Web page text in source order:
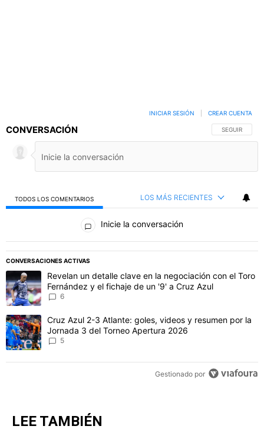
CONVERSACIÓN SIGA ESTA
SEGUIR
INICIAR SESIÓN CREAR CUENTA
TODOS LOS COMENTARIOS LOS MÁS RECIENTES
Todos los comentarios
Inicie la conversación
CONVERSACIONES ACTIVAS
Este listado muestra los artículos con más comentarios en los
Un artículo de tendencia con el título "Revelan un detalle clave
Revelan un detalle clave en la negociación con el Toro
Fernández y el fichaje de un '9' a Cruz Azul
Un artículo de tendencia con el título "Cruz Azul 2-3 Atlante:
Cruz Azul 2-3 Atlante: goles, videos y resumen por la